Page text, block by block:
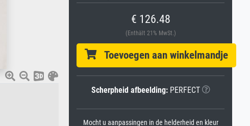
€ 126.48
(Enthält 21% MwSt.)
Toevoegen aan winkelmandje
Scherpheid afbeelding:PERFECT
Mocht u aanpassingen in de helderheid en kleur